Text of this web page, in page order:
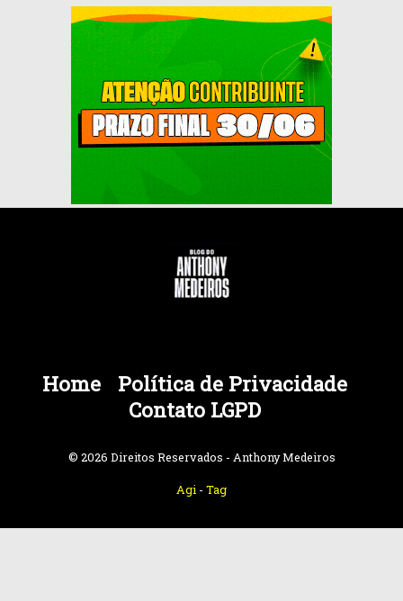
Home
Política de Privacidade
Contato LGPD
© 2026 Direitos Reservados - Anthony Medeiros
Agi - Tag